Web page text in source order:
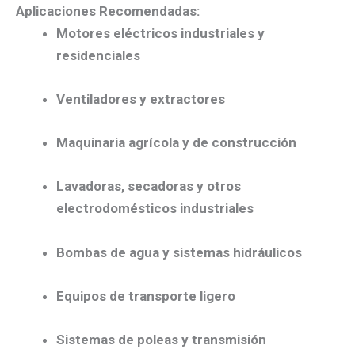
Aplicaciones Recomendadas:
Motores eléctricos industriales y
residenciales
Ventiladores y extractores
Maquinaria agrícola y de construcción
Lavadoras, secadoras y otros
electrodomésticos industriales
Bombas de agua y sistemas hidráulicos
Equipos de transporte ligero
Sistemas de poleas y transmisión